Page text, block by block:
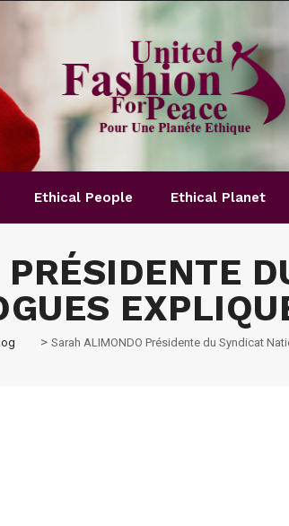
Ethical People Ethical Planet
> Sarah ALIMONDO Présidente du Syndicat